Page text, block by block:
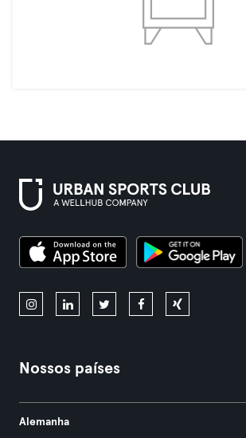
Nossos países
Alemanha